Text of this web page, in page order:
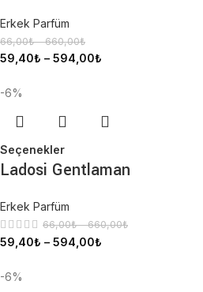
Erkek Parfüm
66,00₺ –660,00₺
59,40₺ – 594,00₺
-6%
Seçenekler
Ladosi Gentlaman
Erkek Parfüm
66,00₺ –660,00₺
59,40₺ – 594,00₺
-6%